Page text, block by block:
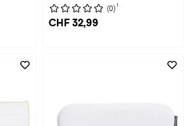
(0) 1
CHF 32,99